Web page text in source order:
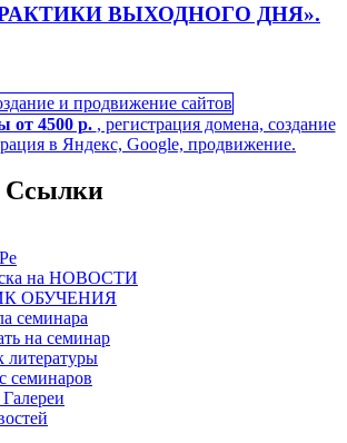
ВЫХОДНОГО ДНЯ».
от 4500 р. , регистрация домена, создание
в Яндекс, Google, продвижение.
на НОВОСТИ
ОБУЧЕНИЯ
семинара
на семинар
литературы
семинаров